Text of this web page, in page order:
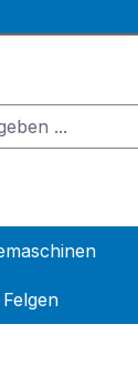
Felgen